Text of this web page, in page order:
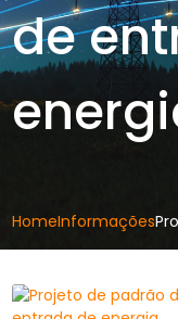
de
HomeInformações